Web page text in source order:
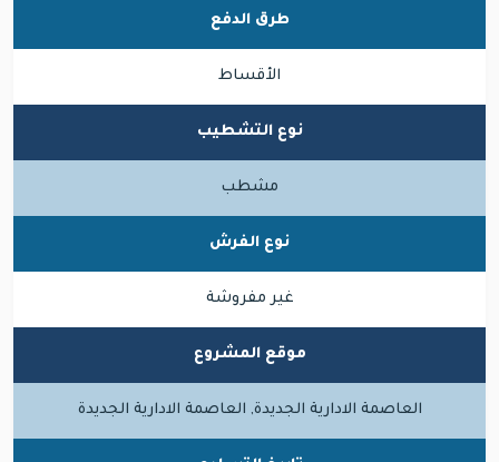
طرق الدفع
الأقساط
نوع التشطيب
مشطب
نوع الفرش
غير مفروشة
موقع المشروع
العاصمة الادارية الجديدة, العاصمة الادارية الجديدة